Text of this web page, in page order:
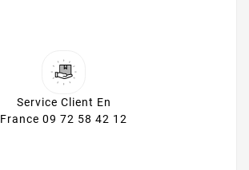
Service Client En
France 09 72 58 42 12